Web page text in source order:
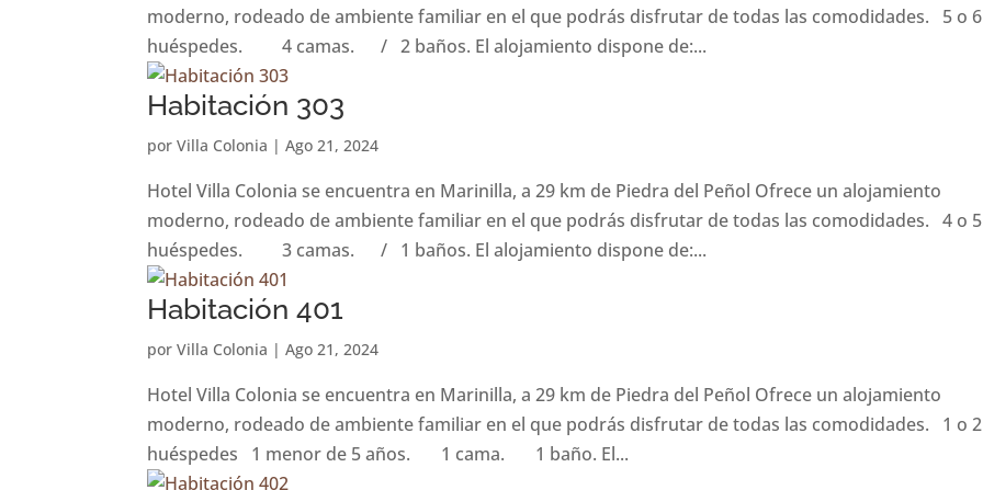
moderno, rodeado de ambiente familiar en el que podrás disfrutar de todas las comodidades. 5 o 6
huéspedes. 4 camas. / 2 baños. El alojamiento dispone de:...
Habitación 303
porVilla Colonia |Ago 21, 2024
Hotel Villa Colonia se encuentra en Marinilla, a 29 km de Piedra del Peñol Ofrece un alojamiento
moderno, rodeado de ambiente familiar en el que podrás disfrutar de todas las comodidades. 4 o 5
huéspedes. 3 camas. / 1 baños. El alojamiento dispone de:...
Habitación 401
porVilla Colonia |Ago 21, 2024
Hotel Villa Colonia se encuentra en Marinilla, a 29 km de Piedra del Peñol Ofrece un alojamiento
moderno, rodeado de ambiente familiar en el que podrás disfrutar de todas las comodidades. 1 o 2
huéspedes 1 menor de 5 años. 1 cama. 1 baño. El...